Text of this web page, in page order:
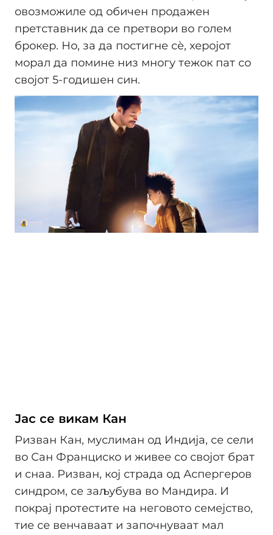
овозможиле од обичен продажен
претставник да се претвори во голем
брокер. Но, за да постигне сè, херојот
морал да помине низ многу тежок пат со
својот 5-годишен син.
Јас се викам Кан
Ризван Кан, муслиман од Индија, се сели
во Сан Франциско и живее со својот брат
и снаа. Ризван, кој страда од Аспергеров
синдром, се заљубува во Мандира. И
покрај протестите на неговото семејство,
тие се венчаваат и започнуваат мал